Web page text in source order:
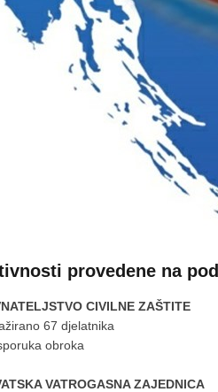
provedene na
CIVILNE ZAŠTITE
67 djelatnika
obroka
VATROGASNA ZAJEDNICA